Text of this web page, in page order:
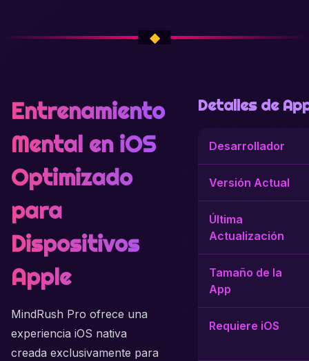
Entrenamiento
Mental en iOS
Optimizado
para
Dispositivos
Apple
MindRush Pro ofrece una
experiencia iOS nativa
creada exclusivamente para
Detalles de
Desarrollador
Versión Actual
Última
Actualización
Tamaño de la
App
Requiere iOS